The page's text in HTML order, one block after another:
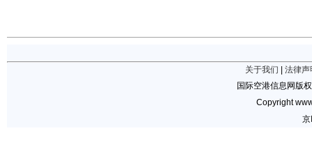
关于我们
法律声
国际空港信息网版
Copyright